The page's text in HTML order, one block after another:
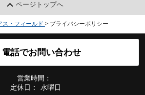
ページトップへ
ス・フィールド > プライバシーポリシー
電話でお問い合わせ
営業時間：
定休日：
水曜日